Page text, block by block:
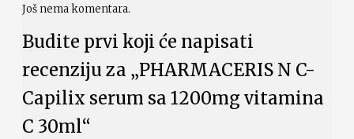
Još nema komentara.
Budite prvi koji će napisati
recenziju za „PHARMACERIS N C-
Capilix serum sa 1200mg vitamina
C 30ml“